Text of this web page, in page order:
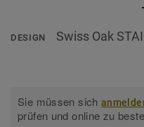
DESIGN Swiss Oak
Sie müssen sich
prüfen und online zu